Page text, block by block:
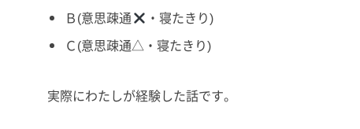
Ｂ(意思疎通
・寝たきり)
Ｃ(意思疎通△・寝たきり)
実際にわたしが経験した話です。